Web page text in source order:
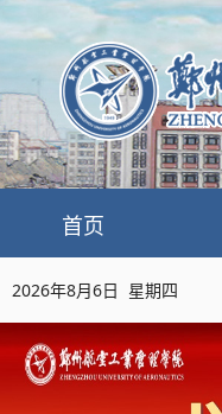
首页
2026年8月6日 星期四